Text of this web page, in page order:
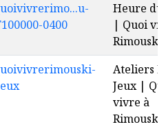
0400
Heure du
| Quoi
Rimouski
Ateliers
Jeux |
vivre à
Rimouski